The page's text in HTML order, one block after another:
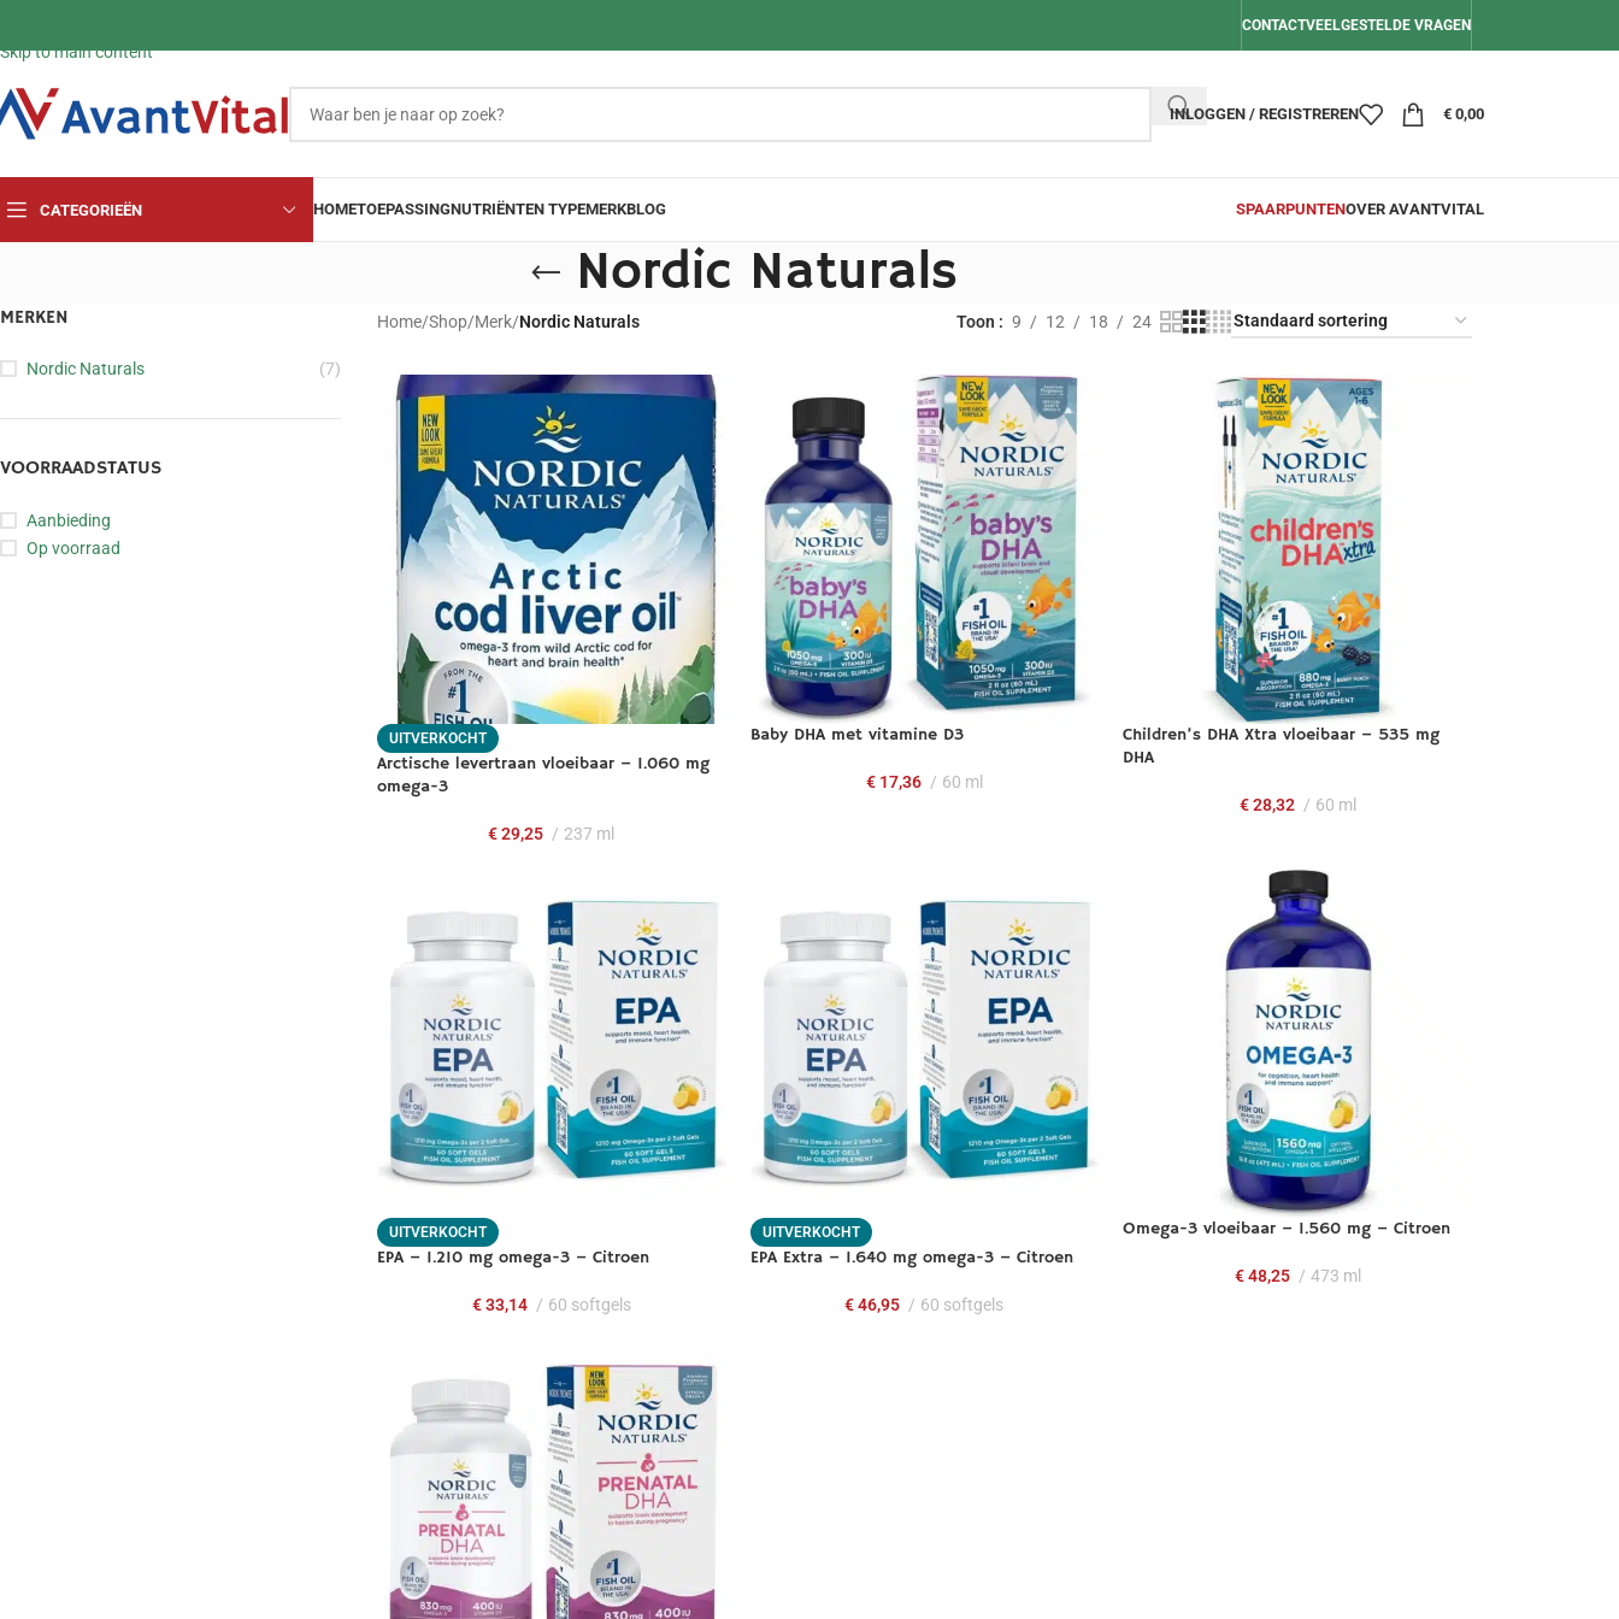
Skip to main content
CONTACTVEELGESTELDE VRAGEN
INLOGGEN / REGISTREREN € 0,00
CATEGORIEËN HOMETOEPASSINGNUTRIËNTEN TYPEMERKBLOG SPAARPUNTENOVER AVANTVITAL
Nordic Naturals
MERKEN
Nordic Naturals (7)
VOORRAADSTATUS
Aanbieding
Op voorraad
Home/Shop/Merk/Nordic Naturals Toon 9 12 18 24
UITVERKOCHT
Arctische levertraan vloeibaar – 1.060 mg
omega-3
€29,25 237 ml
Baby DHA met vitamine D3
€17,36 60 ml
Children’s DHA Xtra vloeibaar – 535 mg
DHA
€28,32 60 ml
UITVERKOCHT
EPA – 1.210 mg omega-3 – Citroen
€33,14 60 softgels
UITVERKOCHT
EPA Extra – 1.640 mg omega-3 – Citroen
€46,95 60 softgels
Omega-3 vloeibaar – 1.560 mg – Citroen
€48,25 473 ml